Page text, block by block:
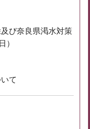
び奈良県渇水対策
）
て